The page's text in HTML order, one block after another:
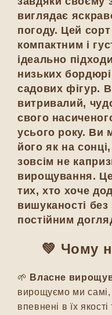
виглядає
погоду. Цей
компактним і
ідеально
низьких
садових фігур.
витривалий,
свого
усього року. Ви
його як на сонці,
зовсім не
вирощування.
тих, хто хоче
вишуканості
постійним
💚 Чому
🌱 Власне
вирощуємо ми самі,
впевнені в їх якості